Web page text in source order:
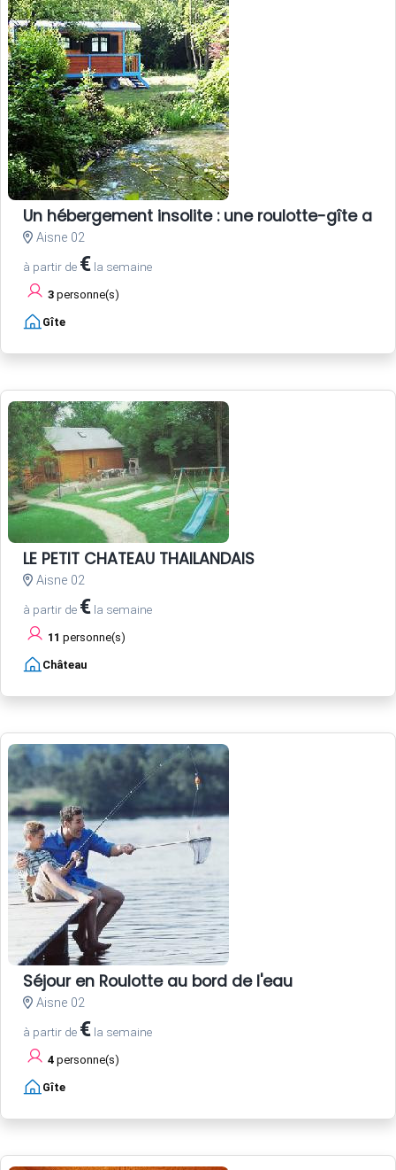
Un hébergement insolite : une roulotte-gîte au
Aisne 02
à partir de € la semaine
3 personne(s)
Gîte
LE PETIT CHATEAU THAILANDAIS
Aisne 02
à partir de € la semaine
11 personne(s)
Château
Séjour en Roulotte au bord de l'eau
Aisne 02
à partir de € la semaine
4 personne(s)
Gîte